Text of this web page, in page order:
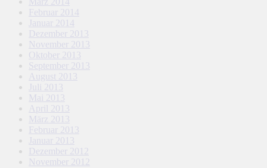
Februar 2014
Januar 2014
Dezember 2013
November 2013
Oktober 2013
September 2013
August 2013
Juli 2013
Mai 2013
April 2013
März 2013
Februar 2013
Januar 2013
Dezember 2012
November 2012